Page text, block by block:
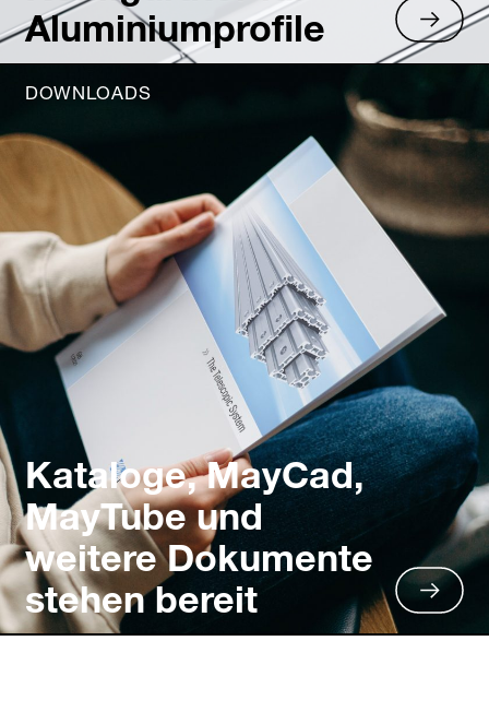
Aluminiumprofile
DOWNLOADS
Kataloge, MayCad,
MayTube und
weitere Dokumente
stehen bereit